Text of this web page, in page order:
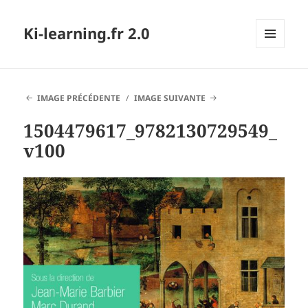
Ki-learning.fr 2.0
IMAGE PRÉCÉDENTE
IMAGE SUIVANTE
1504479617_9782130729549_
v100